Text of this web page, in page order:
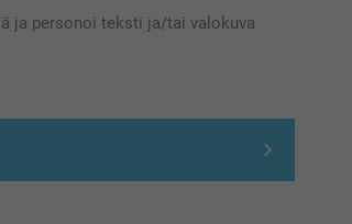
ja personoi teksti ja/tai valokuva